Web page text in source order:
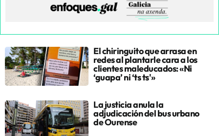
El chiringuito que arrasa en
redes al plantarle cara a los
clientes maleducados: «Ni
‘guapa’ ni ‘ts ts'»
La justicia anula la
adjudicación del bus urbano
de Ourense